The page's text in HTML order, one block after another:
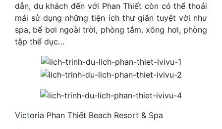
dẫn, du khách đến với Phan Thiết còn có thể thoải
mái sử dụng những tiện ích thư giãn tuyệt vời như
spa, bể bơi ngoài trời, phòng tắm. xông hơi, phòng
tập thể dục…
Victoria Phan Thiết Beach Resort & Spa